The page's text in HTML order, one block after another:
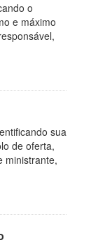
o
e máximo
sua
de oferta,
ministrante,